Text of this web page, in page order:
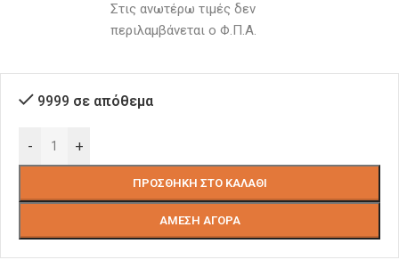
Στις ανωτέρω τιμές δεν
περιλαμβάνεται ο Φ.Π.Α.
9999 σε απόθεμα
- +
ΠΡΟΣΘΉΚΗ ΣΤΟ ΚΑΛΆΘΙ
ΆΜΕΣΗ ΑΓΟΡΆ